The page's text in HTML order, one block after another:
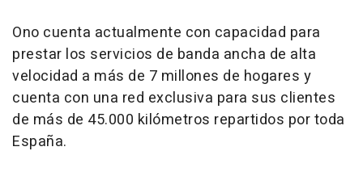
Ono cuenta actualmente con capacidad para
prestar los servicios de banda ancha de alta
velocidad a más de 7 millones de hogares y
cuenta con una red exclusiva para sus clientes
de más de 45.000 kilómetros repartidos por toda
España.